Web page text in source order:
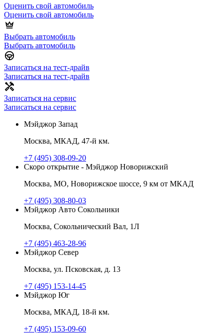
Оценить свой автомобиль
Оценить свой автомобиль
Выбрать автомобиль
Выбрать автомобиль
Записаться на тест-драйв
Записаться на тест-драйв
Записаться на сервис
Записаться на сервис
Мэйджор Запад
Москва, МКАД, 47-й км.
+7 (495) 308-09-20
Скоро открытие - Мэйджор Новорижский
Москва, МО, Новорижское шоссе, 9 км от МКАД
+7 (495) 308-80-03
Мэйджор Авто Сокольники
Москва, Сокольнический Вал, 1Л
+7 (495) 463-28-96
Мэйджор Север
Москва, ул. Псковская, д. 13
+7 (495) 153-14-45
Мэйджор Юг
Москва, МКАД, 18-й км.
+7 (495) 153-09-60